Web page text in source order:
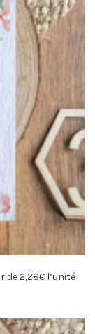
de 2,28€ l’unité